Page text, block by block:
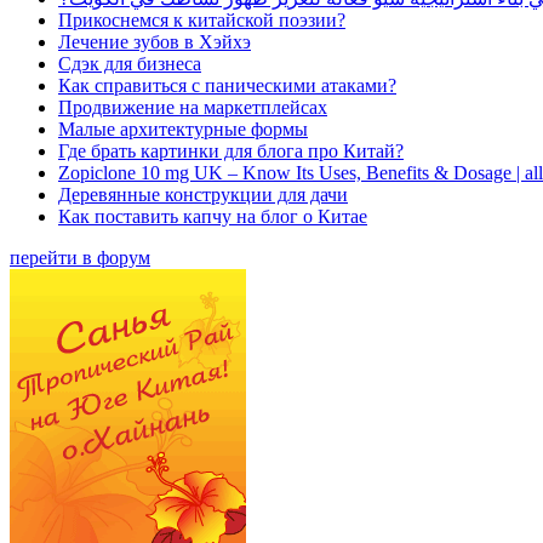
Прикоснемся к китайской поэзии?
Лечение зубов в Хэйхэ
Сдэк для бизнеса
Как справиться с паническими атаками?
Продвижение на маркетплейсах
Малые архитектурные формы
Где брать картинки для блога про Китай?
Zopiclone 10 mg UK – Know Its Uses, Benefits & Dosage |
Деревянные конструкции для дачи
Как поставить капчу на блог о Китае
перейти в форум